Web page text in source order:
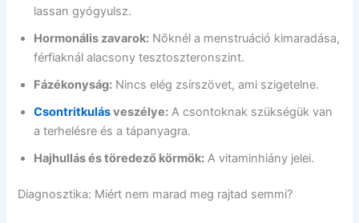
lassan gyógyulsz.
Hormonális zavarok: Nőknél a menstruáció kimaradása,
férfiaknál alacsony tesztoszteronszint.
Fázékonyság: Nincs elég zsírszövet, ami szigetelne.
Csontritkulásveszélye: A csontoknak szükségük van
a terhelésre és a tápanyagra.
Hajhullás és töredező körmök: A vitaminhiány jelei.
Diagnosztika: Miért nem marad meg rajtad semmi?